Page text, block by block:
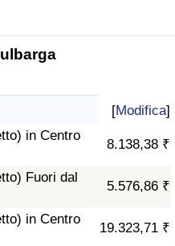
[Modifica]
in Centro
8.138,38 ₹
Fuori dal
5.576,86 ₹
in Centro
19.323,71 ₹
Nazione
per Nazione
(Corrente)
per Paese